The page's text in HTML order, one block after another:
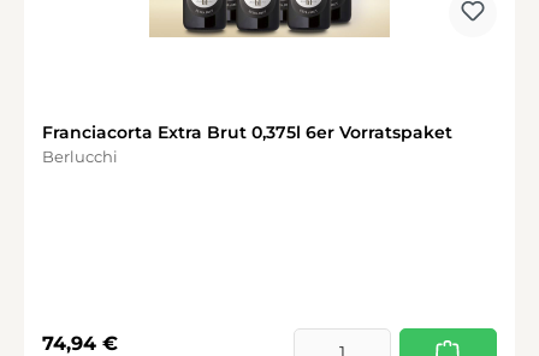
Franciacorta Extra Brut 0,375l 6er Vorratspaket
Berlucchi
Regulärer Preis:
74,94 €